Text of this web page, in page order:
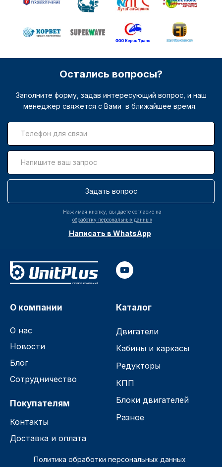
Остались вопросы?
Заполните форму, задав интересующий вопрос, и наш
менеджер свяжется с Вами в ближайшее время.
Задать вопрос
Нажимая кнопку, вы даете согласие на
обработку персональных данных
Написать в WhatsApp
О компании
О нас
Новости
Блог
Сотрудничество
Покупателям
Контакты
Доставка и оплата
Каталог
Двигатели
Кабины и каркасы
Редукторы
КПП
Блоки двигателей
Разное
Политика обработки персональных данных